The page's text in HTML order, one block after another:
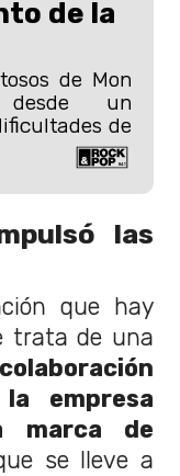
de la
de Mon
un
de
las
que hay
trata de una
colaboración
empresa
marca de
se lleve a